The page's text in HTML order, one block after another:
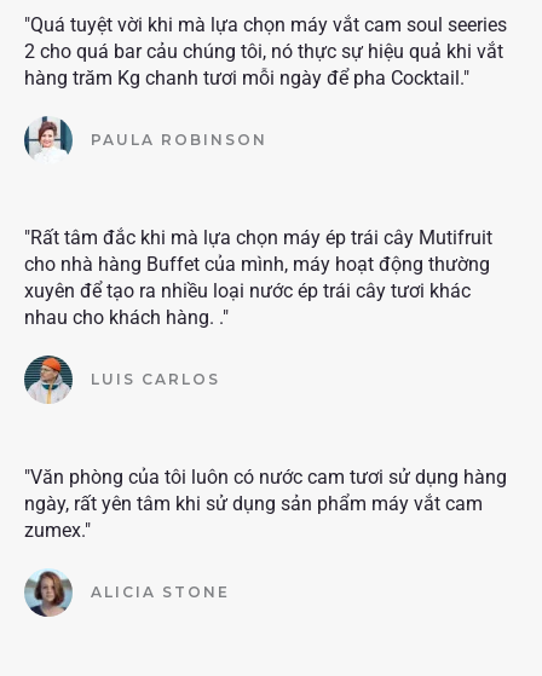
"Quá tuyệt vời khi mà lựa chọn máy vắt cam soul seeries
2 cho quá bar cảu chúng tôi, nó thực sự hiệu quả khi vắt
hàng trăm Kg chanh tươi mỗi ngày để pha Cocktail."
PAULA ROBINSON
"Rất tâm đắc khi mà lựa chọn máy ép trái cây Mutifruit
cho nhà hàng Buffet của mình, máy hoạt động thường
xuyên để tạo ra nhiều loại nước ép trái cây tươi khác
nhau cho khách hàng. ."
LUIS CARLOS
"Văn phòng của tôi luôn có nước cam tươi sử dụng hàng
ngày, rất yên tâm khi sử dụng sản phẩm máy vắt cam
zumex."
ALICIA STONE